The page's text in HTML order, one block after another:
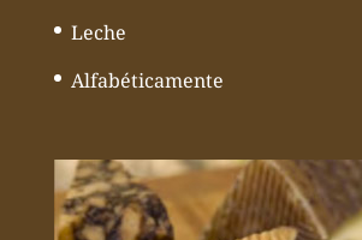
Leche
Alfabéticamente